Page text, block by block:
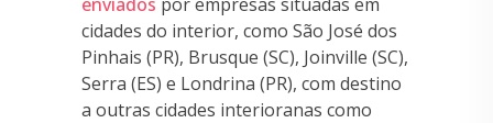
cidades do interior, como São José dos
Pinhais (PR), Brusque (SC), Joinville (SC),
Serra (ES) e Londrina (PR), com destino
a outras cidades interioranas como